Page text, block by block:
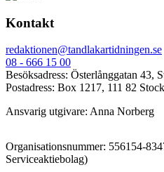
Kontakt
redaktionen@tandlakartidningen.se
08 - 666 15 00
Besöksadress: Österlånggatan 43,
Postadress: Box 1217, 111 82
Ansvarig utgivare: Anna Norberg
Organisationsnummer: 556154-
Serviceaktiebolag)